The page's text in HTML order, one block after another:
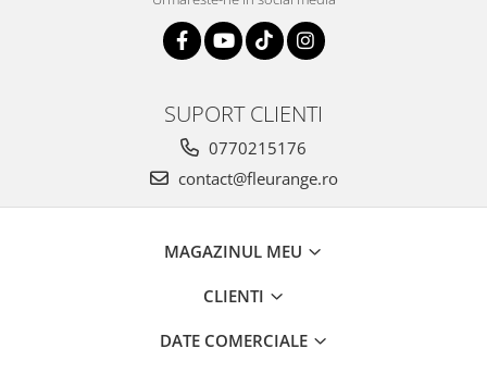
SUPORT CLIENTI
0770215176
contact@fleurange.ro
MAGAZINUL MEU
CLIENTI
DATE COMERCIALE